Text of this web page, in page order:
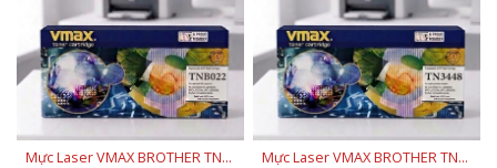
Mực Laser VMAX BROTHER TNB022 Mực Laser VMAX BROTHER TN3448